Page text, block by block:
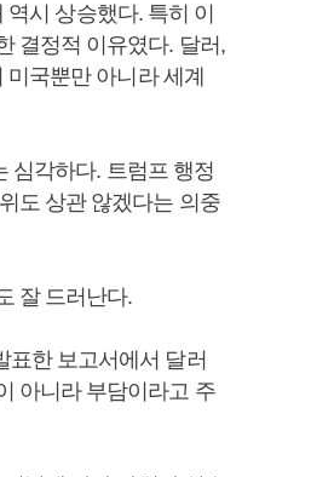
시 상승했다. 특히 이
결정적 이유였다. 달러,
국뿐만 아니라 세계
심각하다. 트럼프 행정
도 상관 않겠다는 의중
잘 드러난다.
표한 보고서에서 달러
아니라 부담이라고 주